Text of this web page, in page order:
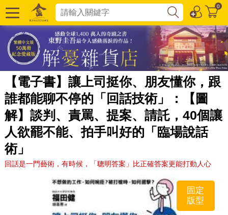
0
【電子書】讓上司挺你、朋友懂你，跟
誰都能聊不停的「回話技術」：【圖
解】談判、責罵、提案、請託，40個讓
人欲罷不能、拍手叫好的「臨場說話
術」
回話是一門藝術，有時候，「聰明答案」比正確答案更能打動人心
固定
版型